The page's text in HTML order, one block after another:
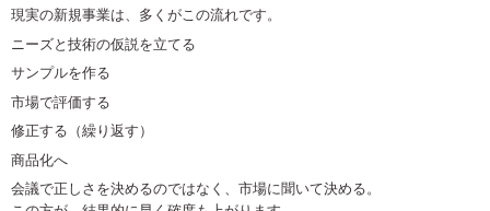
現実の新規事業は、多くがこの流れです。
ニーズと技術の仮説を立てる
サンプルを作る
市場で評価する
修正する（繰り返す）
商品化へ
会議で正しさを決めるのではなく、市場に聞いて決める。